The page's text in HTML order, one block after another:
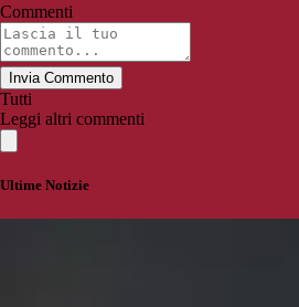
Commenti
Invia Commento
Tutti
Leggi altri commenti
Ultime Notizie